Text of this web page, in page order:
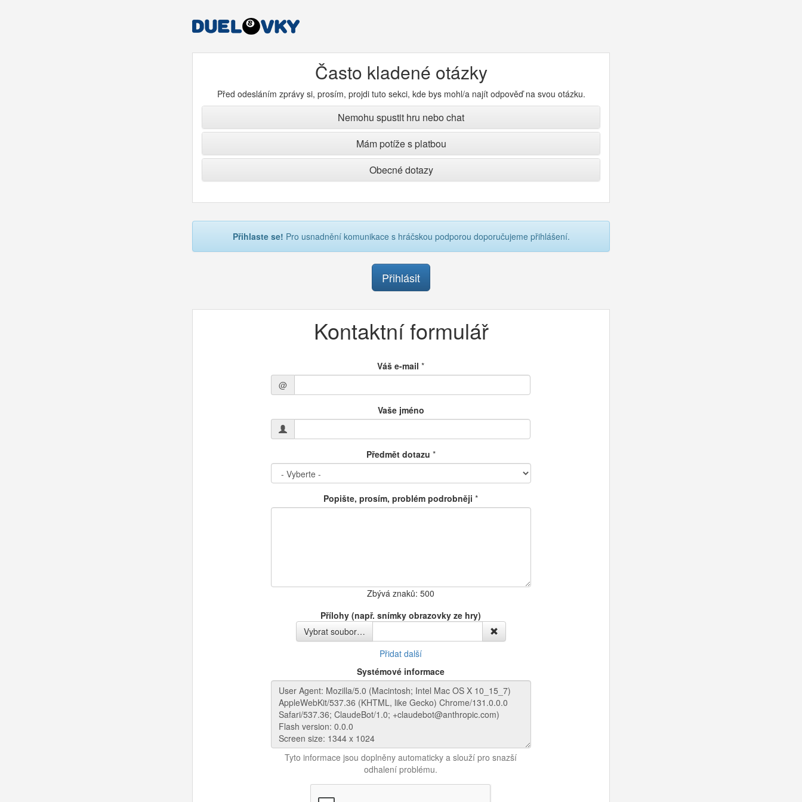
Často kladené otázky
Před odesláním zprávy si, prosím, projdi tuto sekci, kde bys mohl/a najít odpověď na svou otázku.
Nemohu spustit hru nebo chat
Mám potíže s platbou
Obecné dotazy
Přihlaste se! Pro usnadnění komunikace s hráčskou podporou doporučujeme přihlášení.
Přihlásit
Kontaktní formulář
Váš e-mail *
@
Vaše jméno
Předmět dotazu *
Popište, prosím, problém podrobněji *
Zbývá znaků:500
Přílohy (např. snímky obrazovky ze hry)
Vybrat soubor…
Přidat další
Systémové informace
Tyto informace jsou doplněny automaticky a slouží pro snazší
odhalení problému.